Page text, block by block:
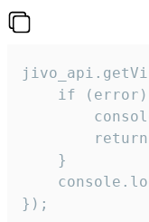
if
    }
});